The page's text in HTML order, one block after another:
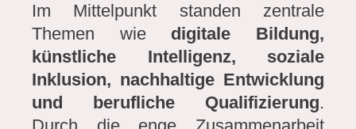
Im Mittelpunkt standen zentrale
Themen wie digitale Bildung,
künstliche Intelligenz, soziale
Inklusion, nachhaltige Entwicklung
und berufliche Qualifizierung.